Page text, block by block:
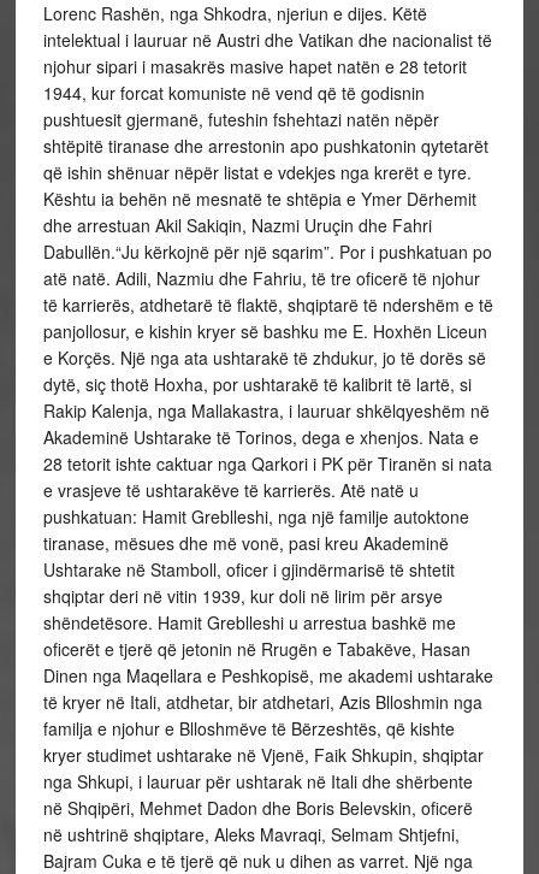
Lorenc Rashën, nga Shkodra, njeriun e dijes. Këtë
intelektual i lauruar në Austri dhe Vatikan dhe nacionalist të
njohur sipari i masakrës masive hapet natën e 28 tetorit
1944, kur forcat komuniste në vend që të godisnin
pushtuesit gjermanë, futeshin fshehtazi natën nëpër
shtëpitë tiranase dhe arrestonin apo pushkatonin qytetarët
që ishin shënuar nëpër listat e vdekjes nga krerët e tyre.
Kështu ia behën në mesnatë te shtëpia e Ymer Dërhemit
dhe arrestuan Akil Sakiqin, Nazmi Uruçin dhe Fahri
Dabullën.“Ju kërkojnë për një sqarim”. Por i pushkatuan po
atë natë. Adili, Nazmiu dhe Fahriu, të tre oficerë të njohur
të karrierës, atdhetarë të flaktë, shqiptarë të ndershëm e të
panjollosur, e kishin kryer së bashku me E. Hoxhën Liceun
e Korçës. Një nga ata ushtarakë të zhdukur, jo të dorës së
dytë, siç thotë Hoxha, por ushtarakë të kalibrit të lartë, si
Rakip Kalenja, nga Mallakastra, i lauruar shkëlqyeshëm në
Akademinë Ushtarake të Torinos, dega e xhenjos. Nata e
28 tetorit ishte caktuar nga Qarkori i PK për Tiranën si nata
e vrasjeve të ushtarakëve të karrierës. Atë natë u
pushkatuan: Hamit Greblleshi, nga një familje autoktone
tiranase, mësues dhe më vonë, pasi kreu Akademinë
Ushtarake në Stamboll, oficer i gjindërmarisë të shtetit
shqiptar deri në vitin 1939, kur doli në lirim për arsye
shëndetësore. Hamit Greblleshi u arrestua bashkë me
oficerët e tjerë që jetonin në Rrugën e Tabakëve, Hasan
Dinen nga Maqellara e Peshkopisë, me akademi ushtarake
të kryer në Itali, atdhetar, bir atdhetari, Azis Blloshmin nga
familja e njohur e Blloshmëve të Bërzeshtës, që kishte
kryer studimet ushtarake në Vjenë, Faik Shkupin, shqiptar
nga Shkupi, i lauruar për ushtarak në Itali dhe shërbente
në Shqipëri, Mehmet Dadon dhe Boris Belevskin, oficerë
në ushtrinë shqiptare, Aleks Mavraqi, Selmam Shtjefni,
Bajram Cuka e të tjerë që nuk u dihen as varret. Një nga